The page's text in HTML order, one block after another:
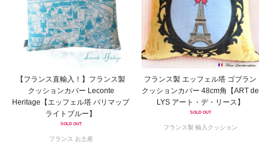
【フランス直輸入！】フランス製
クッションカバー Leconte
Heritage【エッフェル塔 パリマップ
ライトブルー】
SOLD OUT
フランス お土産
フランス製 エッフェル塔 ゴブラン
クッションカバー 48cm角【ART de
LYS アート・デ・リース】
SOLD OUT
フランス製 輸入クッション